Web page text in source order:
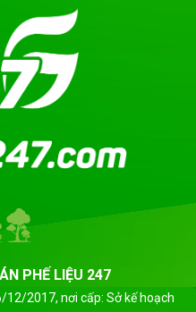
PHẾ LIỆU 247
12/2017, nơi cấp: Sở kế hoạch